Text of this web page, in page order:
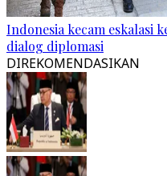
Indonesia kecam eskalasi
dialog diplomasi
DIREKOMENDASIKAN